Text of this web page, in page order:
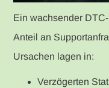
Ein wachsender
Anteil an
Ursachen lagen in:
Verzögerten